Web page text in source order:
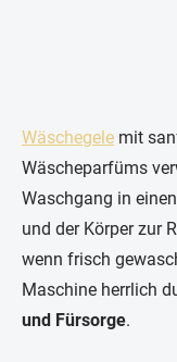
Wäschegele mit
Wäscheparfüms
Waschgang in
und der Körper zur
wenn frisch
Maschine herrlich
und Fürsorge.